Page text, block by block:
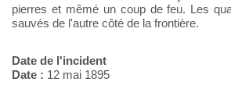
pierres et mêmé un coup de feu. Les
sauvés de l'autre côté de la frontière.
Date de l'incident
Date : 12 mai 1895